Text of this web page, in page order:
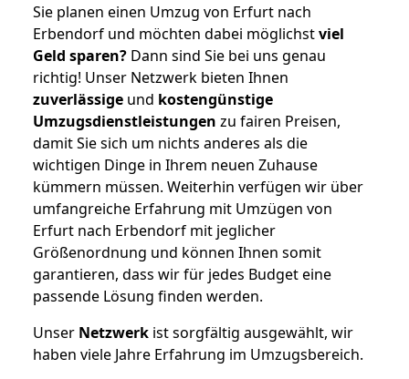
Sie planen einen Umzug von Erfurt nach
Erbendorf und möchten dabei möglichstviel
Geld sparen? Dann sind Sie bei uns genau
richtig! Unser Netzwerk bieten Ihnen
zuverlässige und kostengünstige
Umzugsdienstleistungen zu fairen Preisen,
damit Sie sich um nichts anderes als die
wichtigen Dinge in Ihrem neuen Zuhause
kümmern müssen. Weiterhin verfügen wir über
umfangreiche Erfahrung mit Umzügen von
Erfurt nach Erbendorf mit jeglicher
Größenordnung und können Ihnen somit
garantieren, dass wir für jedes Budget eine
passende Lösung finden werden.
Unser Netzwerk ist sorgfältig ausgewählt, wir
haben viele Jahre Erfahrung im Umzugsbereich.